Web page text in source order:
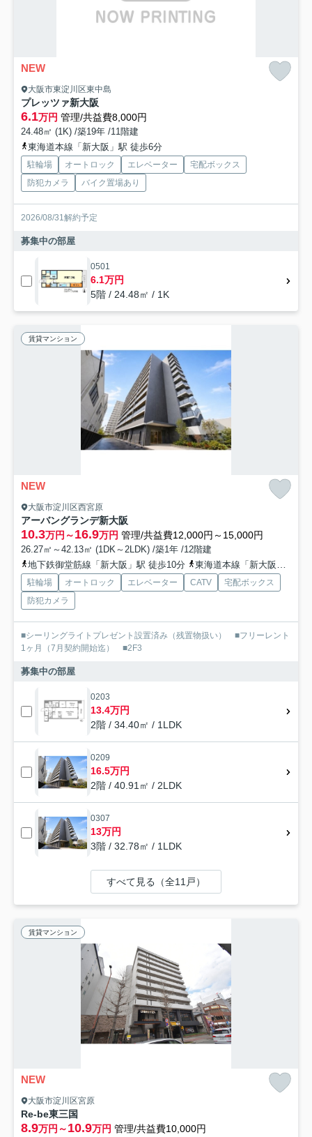
NEW
大阪市東淀川区東中島
プレッツァ新大阪
6.1万円 管理/共益費8,000円
24.48㎡ (1K) /築19年 /11階建
東海道本線「新大阪」駅 徒歩6分
駐輪場 オートロック エレベーター
宅配ボックス
防犯カメラ
バイク置場あり
2026/08/31解約予定
募集中の部屋
0501
6.1万円
5階 / 24.48㎡ / 1K
賃貸マンション
NEW
大阪市淀川区西宮原
アーバングランデ新大阪
10.3万円～16.9万円 管理/共益費12,000円～15,000円
26.27㎡～42.13㎡ (1DK～2LDK) /築1年 /12階建
地下鉄御堂筋線「新大阪」駅 徒歩10分
東海道本線「新大阪」駅 徒歩14分
駐輪場 オートロック エレベーター CATV
宅配ボックス
防犯カメラ
■シーリングライトプレゼント設置済み（残置物扱い） ■フリーレント
1ヶ月（7月契約開始迄） ■2F3
募集中の部屋
0203
13.4万円
2階 / 34.40㎡ / 1LDK
0209
16.5万円
2階 / 40.91㎡ / 2LDK
0307
13万円
3階 / 32.78㎡ / 1LDK
すべて見る（全11戸）
賃貸マンション
NEW
大阪市淀川区宮原
Re-be東三国
8.9万円～10.9万円 管理/共益費10,000円